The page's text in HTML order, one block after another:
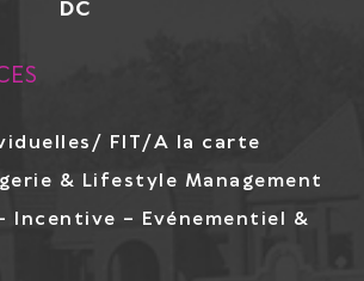
DC
FIT/A la carte
& Lifestyle Management
Incentive – Evénementiel &